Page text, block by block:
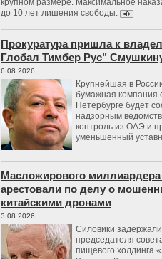
крупном размере. Максимальное
до 10 лет лишения свободы.
Прокуратура пришла к
Глобал Тимбер Рус"
6.08.2026
Крупнейшая в
бумажная компания
Петербурге будет
надзорным
контроль из ОАЭ и
уменьшенный
Масложирового миллиардера
арестовали по делу о
китайскими дронами
3.08.2026
Силовики
председателя
пищевого холдинга